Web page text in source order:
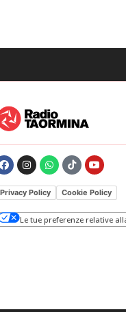
Privacy Policy Cookie Policy
Le tue preferenze relative